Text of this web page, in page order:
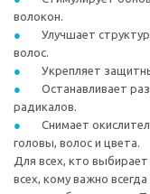
волокон.
Улучшает
волос.
Укрепляет
Останавливает
радикалов.
Снимает
головы, волос и цвета.
Для всех, кто
всех, кому важно